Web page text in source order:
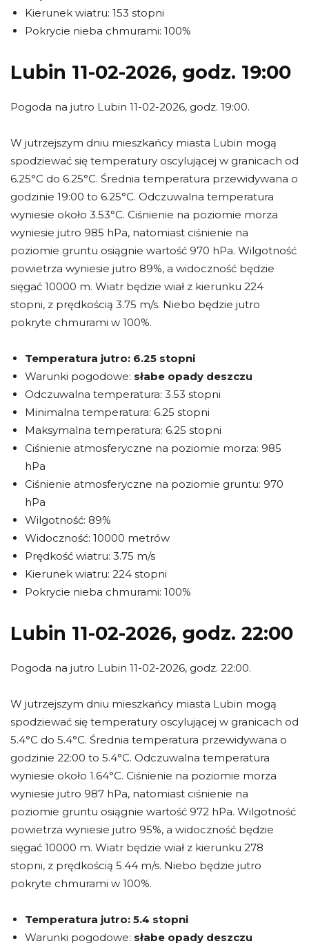
Kierunek wiatru: 153 stopni
Pokrycie nieba chmurami: 100%
Lubin 11-02-2026, godz. 19:00
Pogoda na jutro Lubin 11-02-2026, godz. 19:00.
W jutrzejszym dniu mieszkańcy miasta Lubin mogą
spodziewać się temperatury oscylującej w granicach od
6.25°C do 6.25°C. Średnia temperatura przewidywana o
godzinie 19:00 to 6.25°C. Odczuwalna temperatura
wyniesie około 3.53°C. Ciśnienie na poziomie morza
wyniesie jutro 985 hPa, natomiast ciśnienie na
poziomie gruntu osiągnie wartość 970 hPa. Wilgotność
powietrza wyniesie jutro 89%, a widoczność będzie
sięgać 10000 m. Wiatr będzie wiał z kierunku 224
stopni, z prędkością 3.75 m/s. Niebo będzie jutro
pokryte chmurami w 100%.
Temperatura jutro: 6.25 stopni
Warunki pogodowe: słabe opady deszczu
Odczuwalna temperatura: 3.53 stopni
Minimalna temperatura: 6.25 stopni
Maksymalna temperatura: 6.25 stopni
Ciśnienie atmosferyczne na poziomie morza: 985
hPa
Ciśnienie atmosferyczne na poziomie gruntu: 970
hPa
Wilgotność: 89%
Widoczność: 10000 metrów
Prędkość wiatru: 3.75 m/s
Kierunek wiatru: 224 stopni
Pokrycie nieba chmurami: 100%
Lubin 11-02-2026, godz. 22:00
Pogoda na jutro Lubin 11-02-2026, godz. 22:00.
W jutrzejszym dniu mieszkańcy miasta Lubin mogą
spodziewać się temperatury oscylującej w granicach od
5.4°C do 5.4°C. Średnia temperatura przewidywana o
godzinie 22:00 to 5.4°C. Odczuwalna temperatura
wyniesie około 1.64°C. Ciśnienie na poziomie morza
wyniesie jutro 987 hPa, natomiast ciśnienie na
poziomie gruntu osiągnie wartość 972 hPa. Wilgotność
powietrza wyniesie jutro 95%, a widoczność będzie
sięgać 10000 m. Wiatr będzie wiał z kierunku 278
stopni, z prędkością 5.44 m/s. Niebo będzie jutro
pokryte chmurami w 100%.
Temperatura jutro: 5.4 stopni
Warunki pogodowe: słabe opady deszczu